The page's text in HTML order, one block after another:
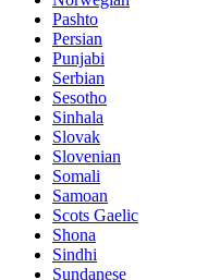
Pashto
Persian
Punjabi
Serbian
Sesotho
Sinhala
Slovak
Slovenian
Somali
Samoan
Scots Gaelic
Shona
Sindhi
Sundanese